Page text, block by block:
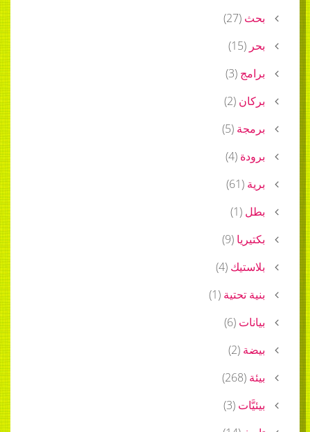
بحث (
27
)
بحر (
15
)
برامج (
3
)
بركان (
2
)
برمجة (
5
)
برودة (
4
)
برية (
61
)
بطل (
1
)
بكتيريا (
9
)
بلاستيك (
4
)
بنية تحتية (
1
)
بيانات (
6
)
بيضة (
2
)
بيئة (
268
)
بيئيَّات (
3
)